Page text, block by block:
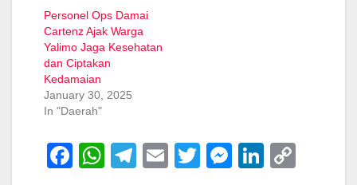
Personel Ops Damai
Cartenz Ajak Warga
Yalimo Jaga Kesehatan
dan Ciptakan
Kedamaian
January 30, 2025
In "Daerah"
F
W
T
E
T
M
Li